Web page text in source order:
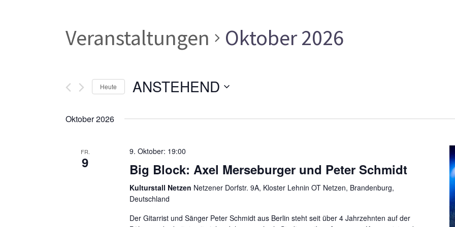
Veranstaltungen Oktober 2026
Heute ANSTEHEND
wählen.
Oktober 2026
FR.
9
9. Oktober: 19:00
Big Block: Axel Merseburger und Peter Schmidt
Kulturstall Netzen Netzener Dorfstr. 9A, Kloster Lehnin OT Netzen, Brandenburg,
Deutschland
Der Gitarrist und Sänger Peter Schmidt aus Berlin steht seit über 4 Jahrzehnten auf der